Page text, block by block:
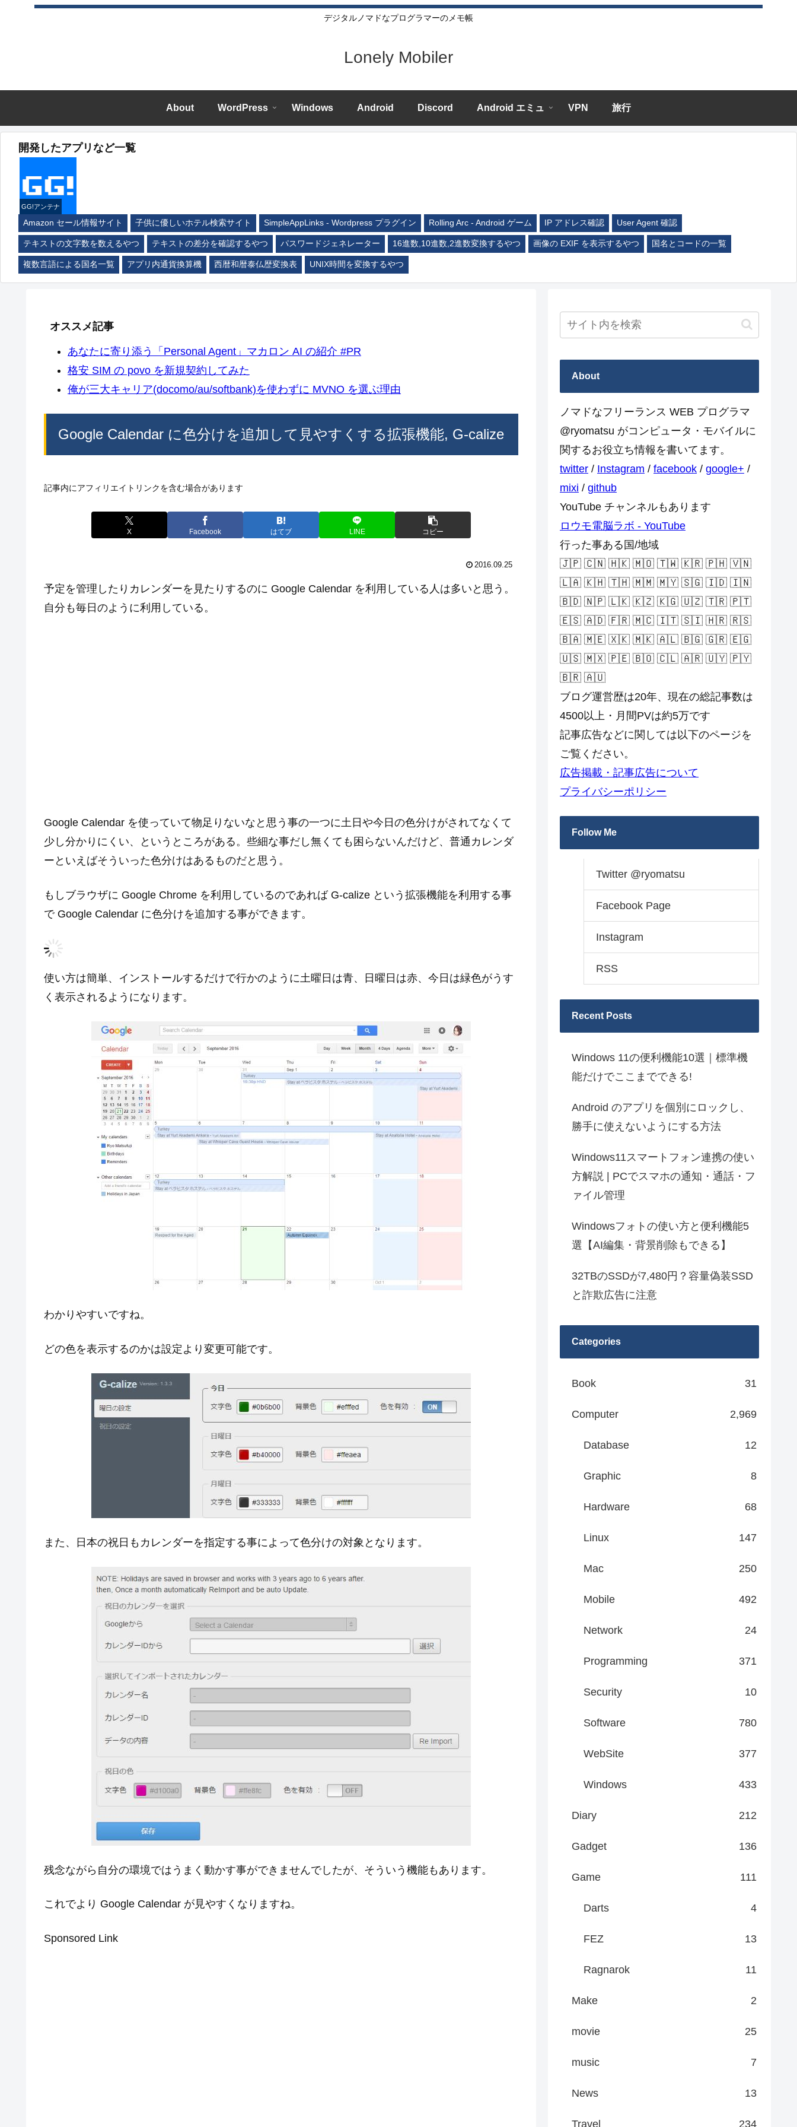
デジタルノマドなプログラマーのメモ帳
Lonely Mobiler
About WordPress Windows Android Discord Android エミュ VPN 旅行
開発したアプリなど一覧
GG!アンテナ
Amazon セール情報サイト 子供に優しいホテル検索サイト SimpleAppLinks - Wordpress プラグイン Rolling Arc - Android ゲーム IP アドレス確認 User Agent 確認
テキストの文字数を数えるやつ テキストの差分を確認するやつ パスワードジェネレーター 16進数,10進数,2進数変換するやつ 画像の EXIF を表示するやつ 国名とコードの一覧
複数言語による国名一覧 アプリ内通貨換算機 西暦和暦泰仏歴変換表 UNIX時間を変換するやつ
オススメ記事
あなたに寄り添う「Personal Agent」マカロン AI の紹介 #PR
格安 SIM の povo を新規契約してみた
俺が三大キャリア(docomo/au/softbank)を使わずに MVNO を選ぶ理由
Google Calendar に色分けを追加して見やすくする拡張機能, G-calize
記事内にアフィリエイトリンクを含む場合があります
X Facebook はてブ LINE コピー
2016.09.25
予定を管理したりカレンダーを見たりするのに Google Calendar を利用している人は多いと思う。
自分も毎日のように利用している。
Google Calendar を使っていて物足りないなと思う事の一つに土日や今日の色分けがされてなくて
少し分かりにくい、というところがある。些細な事だし無くても困らないんだけど、普通カレンダ
ーといえばそういった色分けはあるものだと思う。
もしブラウザに Google Chrome を利用しているのであれば G-calize という拡張機能を利用する事
で Google Calendar に色分けを追加する事ができます。
使い方は簡単、インストールするだけで行かのように土曜日は青、日曜日は赤、今日は緑色がうす
く表示されるようになります。
わかりやすいですね。
どの色を表示するのかは設定より変更可能です。
また、日本の祝日もカレンダーを指定する事によって色分けの対象となります。
残念ながら自分の環境ではうまく動かす事ができませんでしたが、そういう機能もあります。
これでより Google Calendar が見やすくなりますね。
Sponsored Link
About
ノマドなフリーランス WEB プログラマ
@ryomatsu がコンピュータ・モバイルに
関するお役立ち情報を書いてます。
twitter / Instagram / facebook / google+ /
mixi / github
YouTube チャンネルもあります
ロウモ電脳ラボ - YouTube
行った事ある国/地域
🇯🇵 🇨🇳 🇭🇰 🇲🇴 🇹🇼 🇰🇷 🇵🇭 🇻🇳
🇱🇦 🇰🇭 🇹🇭 🇲🇲 🇲🇾 🇸🇬 🇮🇩 🇮🇳
🇧🇩 🇳🇵 🇱🇰 🇰🇿 🇰🇬 🇺🇿 🇹🇷 🇵🇹
🇪🇸 🇦🇩 🇫🇷 🇲🇨 🇮🇹 🇸🇮 🇭🇷 🇷🇸
🇧🇦 🇲🇪 🇽🇰 🇲🇰 🇦🇱 🇧🇬 🇬🇷 🇪🇬
🇺🇸 🇲🇽 🇵🇪 🇧🇴 🇨🇱 🇦🇷 🇺🇾 🇵🇾
🇧🇷 🇦🇺
ブログ運営歴は20年、現在の総記事数は
4500以上・月間PVは約5万です
記事広告などに関しては以下のページを
ご覧ください。
広告掲載・記事広告について
プライバシーポリシー
Follow Me
Twitter @ryomatsu
Facebook Page
Instagram
RSS
Recent Posts
Windows 11の便利機能10選｜標準機
能だけでここまでできる!
Android のアプリを個別にロックし、
勝手に使えないようにする方法
Windows11スマートフォン連携の使い
方解説 | PCでスマホの通知・通話・フ
ァイル管理
Windowsフォトの使い方と便利機能5
選【AI編集・背景削除もできる】
32TBのSSDが7,480円？容量偽装SSD
と詐欺広告に注意
Categories
Book 31
Computer 2,969
Database 12
Graphic 8
Hardware 68
Linux 147
Mac 250
Mobile 492
Network 24
Programming 371
Security 10
Software 780
WebSite 377
Windows 433
Diary 212
Gadget 136
Game 111
Darts 4
FEZ 13
Ragnarok 11
Make 2
movie 25
music 7
News 13
Travel 234